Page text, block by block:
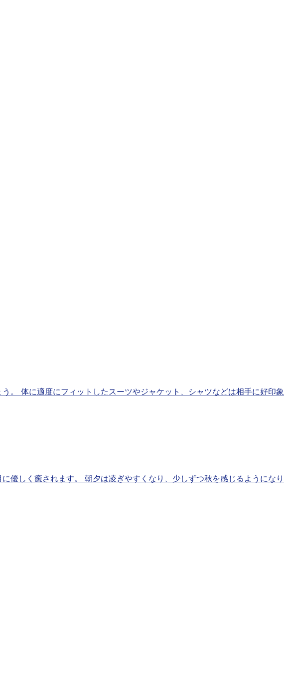
。 体に適度にフィットしたスーツやジャケット、シャツなどは相手に好印象
優しく癒されます。 朝夕は凌ぎやすくなり、少しずつ秋を感じるようになり